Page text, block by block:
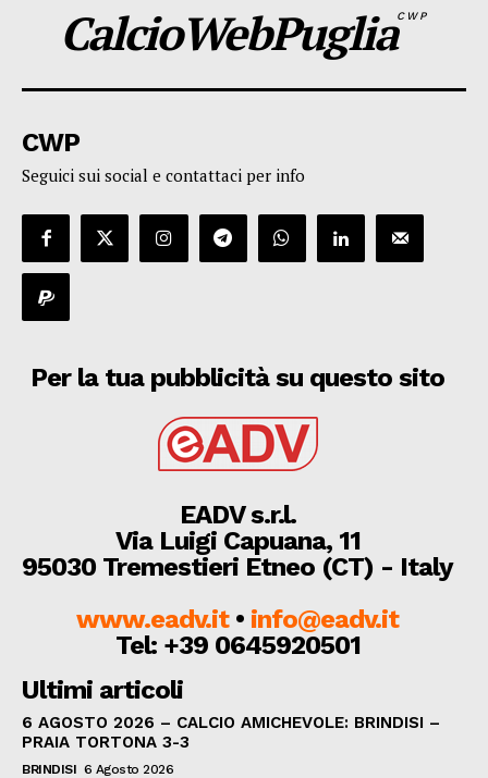
CalcioWebPugliaCWP
CWP
Seguici sui social e contattaci per info
Per la tua pubblicità su questo sito
EADV s.r.l.
Via Luigi Capuana, 11
95030 Tremestieri Etneo (CT) - Italy
www.eadv.it• info@eadv.it
Tel: +39 0645920501
Ultimi articoli
6 AGOSTO 2026 – CALCIO AMICHEVOLE: BRINDISI –
PRAIA TORTONA 3-3
BRINDISI 6 Agosto 2026